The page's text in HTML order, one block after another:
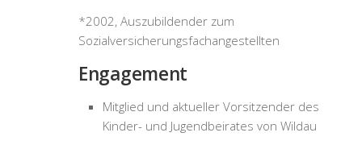
*2002, Auszubildender zum
Sozialversicherungsfachangestellten
Engagement
Mitglied und aktueller Vorsitzender des
Kinder- und Jugendbeirates von Wildau